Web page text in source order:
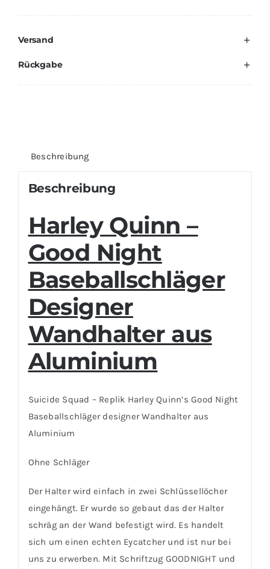
Versand
Rückgabe
Beschreibung
Beschreibung
Harley Quinn –
Good Night
Baseballschläger
Designer
Wandhalter aus
Aluminium
Suicide Squad – Replik Harley Quinn’s Good Night
Baseballschläger designer Wandhalter aus
Aluminium
Ohne Schläger
Der Halter wird einfach in zwei Schlüssellöcher
eingehängt. Er wurde so gebaut das der Halter
schräg an der Wand befestigt wird. Es handelt
sich um einen echten Eycatcher und ist nur bei
uns zu erwerben. Mit Schriftzug GOODNIGHT und